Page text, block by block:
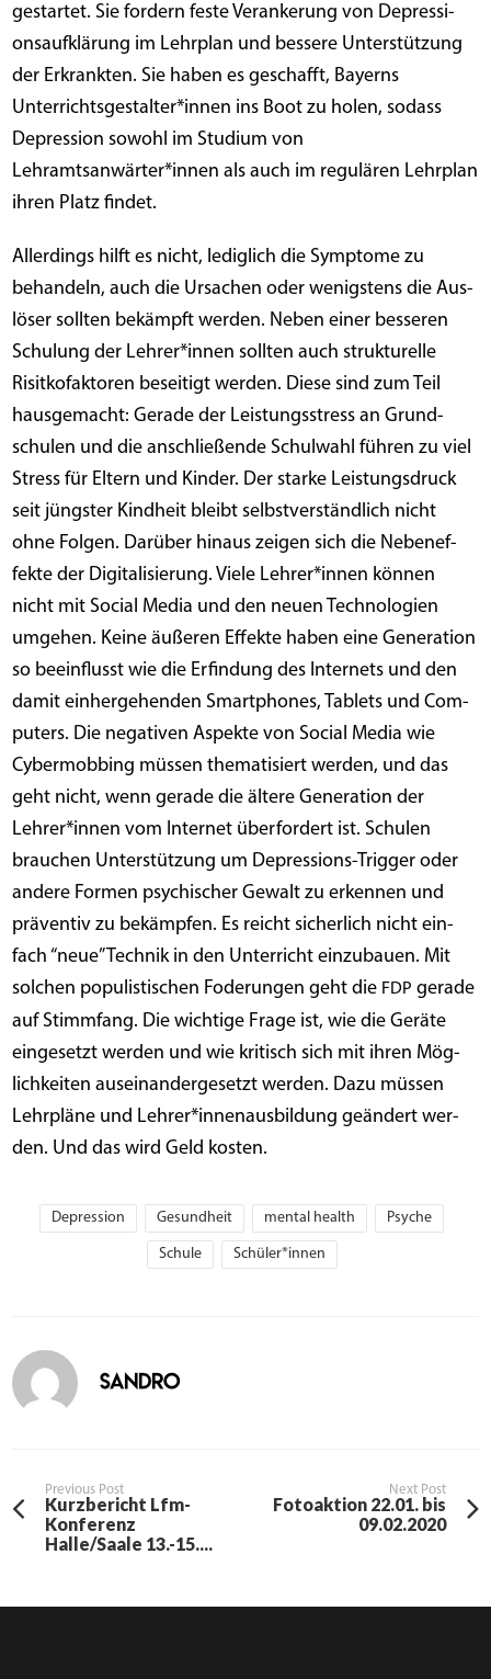
gestar­tet. Sie for­dern fes­te Ver­an­ke­rung von Depres­si­
ons­auf­klä­rung im Lehr­plan und bes­se­re Unter­stüt­zung
der Erkrank­ten. Sie haben es geschafft, Bay­erns
Unterrichtsgestalter*innen ins Boot zu holen, sodass
Depres­si­on sowohl im Stu­di­um von
Lehramtsanwärter*innen als auch im regu­lä­ren Lehr­plan
ihren Platz findet.
Aller­dings hilft es nicht, ledig­lich die Sym­pto­me zu
behan­deln, auch die Ursa­chen oder wenigs­tens die Aus­
lö­ser soll­ten bekämpft wer­den. Neben einer bes­se­ren
Schu­lung der Lehrer*innen soll­ten auch struk­tu­rel­le
Risit­ko­fak­to­ren besei­tigt wer­den. Die­se sind zum Teil
haus­ge­macht: Gera­de der Leis­tungs­stress an Grund­
schu­len und die anschlie­ßen­de Schul­wahl füh­ren zu viel
Stress für Eltern und Kin­der. Der star­ke Leis­tungs­druck
seit jüngs­ter Kind­heit bleibt selbst­ver­ständ­lich nicht
ohne Fol­gen. Dar­über hin­aus zei­gen sich die Neben­ef­
fek­te der Digi­ta­li­sie­rung. Vie­le Lehrer*innen kön­nen
nicht mit Social Media und den neu­en Tech­no­lo­gien
umge­hen. Kei­ne äuße­ren Effek­te haben eine Gene­ra­ti­on
so beein­flusst wie die Erfin­dung des Inter­nets und den
damit ein­her­ge­hen­den Smart­phones, Tablets und Com­
pu­ters. Die nega­ti­ven Aspek­te von Social Media wie
Cyber­mob­bing müs­sen the­ma­ti­siert wer­den, und das
geht nicht, wenn gera­de die älte­re Gene­ra­ti­on der
Lehrer*innen vom Inter­net über­for­dert ist. Schu­len
brau­chen Unter­stüt­zung um Depres­si­ons-Trig­ger oder
ande­re For­men psy­chi­scher Gewalt zu erken­nen und
prä­ven­tiv zu bekämp­fen. Es reicht sicher­lich nicht ein­
fach “neue” Tech­nik in den Unter­richt ein­zu­bau­en. Mit
sol­chen popu­lis­ti­schen Fode­run­gen geht die FDP gera­de
auf Stimm­fang. Die wich­ti­ge Fra­ge ist, wie die Gerä­te
ein­ge­setzt wer­den und wie kri­tisch sich mit ihren Mög­
lich­kei­ten aus­ein­an­der­ge­setzt wer­den. Dazu müs­sen
Lehr­plä­ne und Lehrer*innenausbildung geän­dert wer­
den. Und das wird Geld kosten.
Depression Gesundheit mental health Psyche
Schule Schüler*innen
sandro
Previous Post
Kurzbericht Lfm-
Konferenz
Halle/Saale 13.-15....
Next Post
Fotoaktion 22.01. bis
09.02.2020